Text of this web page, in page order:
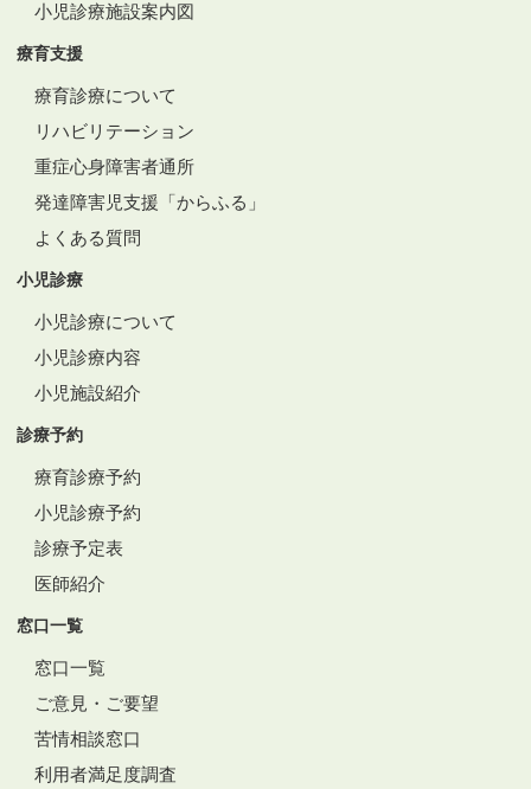
小児診療施設案内図
療育支援
療育診療について
リハビリテーション
重症心身障害者通所
発達障害児支援「からふる」
よくある質問
小児診療
小児診療について
小児診療内容
小児施設紹介
診療予約
療育診療予約
小児診療予約
診療予定表
医師紹介
窓口一覧
窓口一覧
ご意見・ご要望
苦情相談窓口
利用者満足度調査